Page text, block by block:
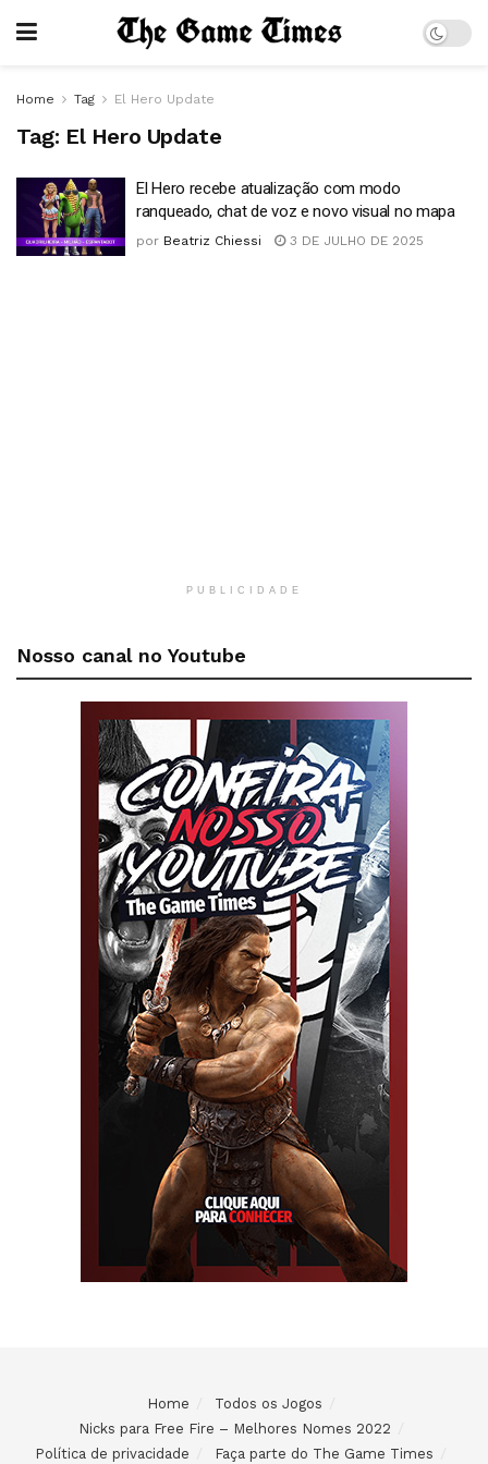
Home Tag El Hero Update
Tag: El Hero Update
El Hero recebe atualização com modo
ranqueado, chat de voz e novo visual no mapa
por Beatriz Chiessi 3 DE JULHO DE 2025
PUBLICIDADE
Nosso canal no Youtube
Home
Todos os Jogos
Nicks para Free Fire – Melhores Nomes 2022
Política de privacidade
Faça parte do The Game Times